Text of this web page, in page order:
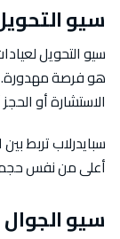
سيو
سيو التحويل
هو فرصة مهدورة.
الاستشارة أو
سبايدرلاب تربط
أعلى من نفس حجم
سيو